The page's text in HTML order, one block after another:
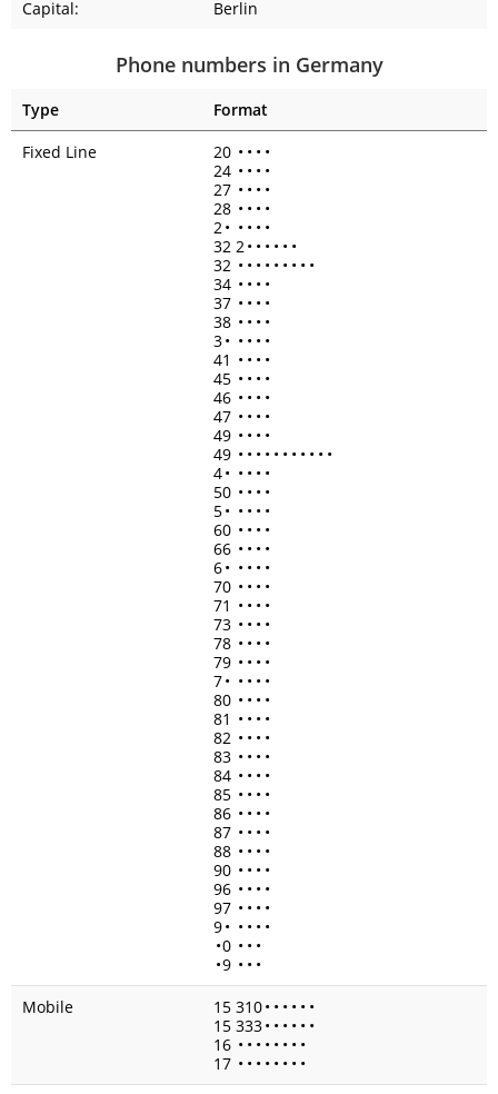
Capital:
Berlin
Phone numbers in Germany
Type
Format
Fixed Line
20 • • • •
24 • • • •
27 • • • •
28 • • • •
2• • • • •
32 2• • • • • •
32 • • • • • • • • •
34 • • • •
37 • • • •
38 • • • •
3• • • • •
41 • • • •
45 • • • •
46 • • • •
47 • • • •
49 • • • •
49 • • • • • • • • • • •
4• • • • •
50 • • • •
5• • • • •
60 • • • •
66 • • • •
6• • • • •
70 • • • •
71 • • • •
73 • • • •
78 • • • •
79 • • • •
7• • • • •
80 • • • •
81 • • • •
82 • • • •
83 • • • •
84 • • • •
85 • • • •
86 • • • •
87 • • • •
88 • • • •
90 • • • •
96 • • • •
97 • • • •
9• • • • •
•0 • • •
•9 • • •
Mobile
15 310• • • • • •
15 333• • • • • •
16 • • • • • • • •
17 • • • • • • • •